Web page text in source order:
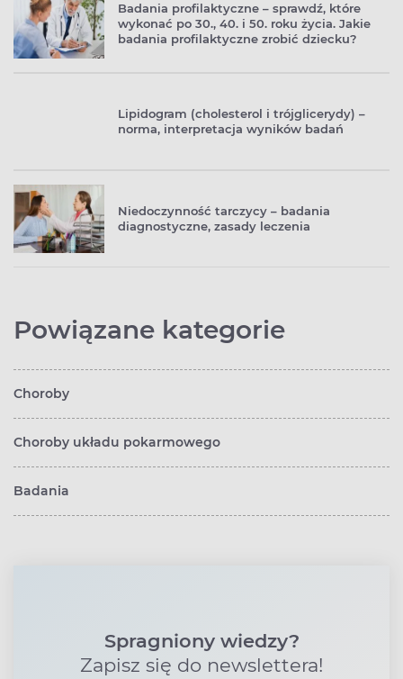
Badania profilaktyczne – sprawdź, które
wykonać po 30., 40. i 50. roku życia. Jakie
badania profilaktyczne zrobić dziecku?
Lipidogram (cholesterol i trójglicerydy) –
norma, interpretacja wyników badań
Niedoczynność tarczycy – badania
diagnostyczne, zasady leczenia
Powiązane kategorie
Choroby
Choroby układu pokarmowego
Badania
Spragniony wiedzy?
Zapisz się do newslettera!